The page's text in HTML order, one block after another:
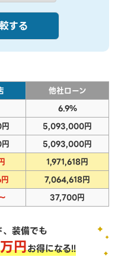
他社ローン
6.9%
5,093,000円
5,093,000円
1,971,618円
7,064,618円
37,700円
装備でも
万円お得になる!!